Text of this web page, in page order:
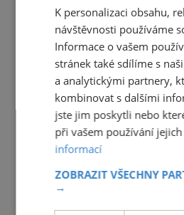
11 12 13
18 19 20
25 26 27
1 2 3
K personalizaci obsahu,
návštěvnosti používáme
Informace o vašem
stránek také sdílíme s
a analytickými partnery,
kombinovat s dalšími
jste jim poskytli nebo
při vašem používání
informací
ZOBRAZIT VŠECHNY
→